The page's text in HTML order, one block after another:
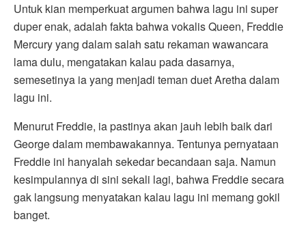
Untuk kian memperkuat argumen bahwa lagu ini super
duper enak, adalah fakta bahwa vokalis Queen, Freddie
Mercury yang dalam salah satu rekaman wawancara
lama dulu, mengatakan kalau pada dasarnya,
semesetinya ia yang menjadi teman duet Aretha dalam
lagu ini.
Menurut Freddie, ia pastinya akan jauh lebih baik dari
George dalam membawakannya. Tentunya pernyataan
Freddie ini hanyalah sekedar becandaan saja. Namun
kesimpulannya di sini sekali lagi, bahwa Freddie secara
gak langsung menyatakan kalau lagu ini memang gokil
banget.